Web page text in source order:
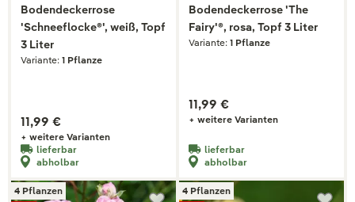
Bodendeckerrose
'Schneeflocke®', weiß, Topf
3 Liter
Variante: 1 Pflanze
11,99 €
+ weitere Varianten
lieferbar
abholbar
Bodendeckerrose 'The
Fairy'®, rosa, Topf 3 Liter
Variante: 1 Pflanze
11,99 €
+ weitere Varianten
lieferbar
abholbar
4 Pflanzen 4 Pflanzen